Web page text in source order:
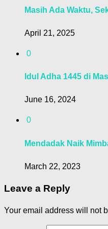
Masih Ada Waktu,
April 21, 2025
0
Idul Adha 1445 di
June 16, 2024
0
Mendadak Naik
March 22, 2023
Leave a Reply
Your email address will not